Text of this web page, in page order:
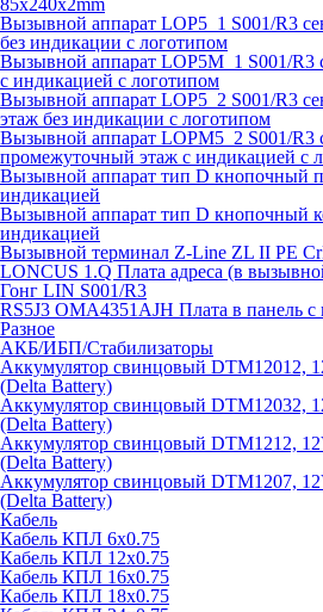
85х240х2mm
Вызывной аппарат LOP5_1 S001/R3
без индикации с логотипом
Вызывной аппарат LOP5M_1 S001/R3
с индикацией с логотипом
Вызывной аппарат LOP5_2 S001/R3
этаж без индикации с логотипом
Вызывной аппарат LOPM5_2 S001/R3
промежуточный этаж с индикацией с
Вызывной аппарат тип D кнопочный
индикацией
Вызывной аппарат тип D кнопочный
индикацией
Вызывной терминал Z-Line ZL II PE
LONCUS 1.Q Плата адреса (в
Гонг LIN S001/R3
RS5J3 OMA4351AJH Плата в панель
Разное
АКБ/ИБП/Стабилизаторы
Аккумулятор свинцовый DTM12012,
(Delta Battery)
Аккумулятор свинцовый DTM12032,
(Delta Battery)
Аккумулятор свинцовый DTM1212,
(Delta Battery)
Аккумулятор свинцовый DTM1207,
(Delta Battery)
Кабель
Кабель КПЛ 6х0.75
Кабель КПЛ 12х0.75
Кабель КПЛ 16х0.75
Кабель КПЛ 18х0.75